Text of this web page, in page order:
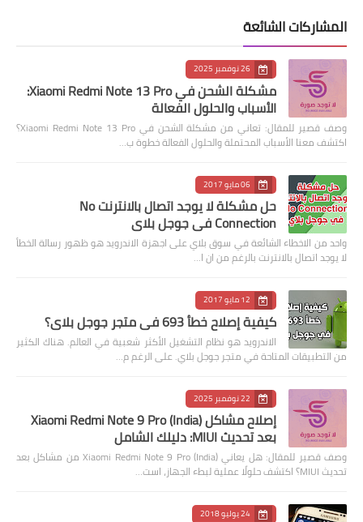
المشاركات الشائعة
26 نوفمبر 2025
مشكلة الشحن في Xiaomi Redmi Note 13 Pro:
الأسباب والحلول الفعالة
وصف قصير للمقال: تعاني من مشكلة الشحن في Xiaomi Redmi Note 13 Pro؟
اكتشف معنا الأسباب المحتملة والحلول الفعالة خطوة ب…
06 مايو 2017
حل مشكلة لا يوجد اتصال بالانترنت No
Connection في جوجل بلاي
واحد من الاخطاء الشائعة في سوق بلاي على اجهزة الاندرويد هو ظهور رسالة الخطأ
لا يوجد اتصال بالانترنت بالرغم من ان ا…
12 مايو 2017
كيفية إصلاح خطأ 693 في متجر جوجل بلاي؟
الاندرويد هو نظام التشغيل الأكثر شعبية في العالم. هناك الكثير
من التطبيقات المتاحة في متجر جوجل بلاي. على الرغم م…
22 نوفمبر 2025
إصلاح مشاكل Xiaomi Redmi Note 9 Pro (India)
بعد تحديث MIUI: دليلك الشامل
وصف قصير للمقال: هل يعاني Xiaomi Redmi Note 9 Pro (India) من مشاكل بعد
تحديث MIUI؟ اكتشف حلولًا عملية لبطء الجهاز، است…
24 يوليو 2018